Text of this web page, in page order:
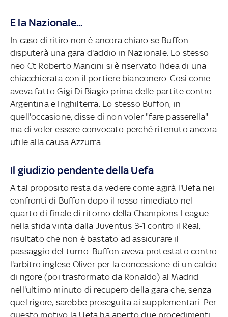
E la Nazionale...
In caso di ritiro non è ancora chiaro se Buffon
disputerà una gara d'addio in Nazionale. Lo stesso
neo Ct Roberto Mancini si è riservato l'idea di una
chiacchierata con il portiere bianconero. Così come
aveva fatto Gigi Di Biagio prima delle partite contro
Argentina e Inghilterra. Lo stesso Buffon, in
quell'occasione, disse di non voler "fare passerella"
ma di voler essere convocato perché ritenuto ancora
utile alla causa Azzurra.
Il giudizio pendente della Uefa
A tal proposito resta da vedere come agirà l'Uefa nei
confronti di Buffon dopo il rosso rimediato nel
quarto di finale di ritorno della Champions League
nella sfida vinta dalla Juventus 3-1 contro il Real,
risultato che non è bastato ad assicurare il
passaggio del turno. Buffon aveva protestato contro
l'arbitro inglese Oliver per la concessione di un calcio
di rigore (poi trasformato da Ronaldo) al Madrid
nell'ultimo minuto di recupero della gara che, senza
quel rigore, sarebbe proseguita ai supplementari. Per
questo motivo la Uefa ha aperto due procedimenti